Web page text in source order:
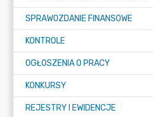
SPRAWOZDANIE FINANSOWE
KONTROLE
OGŁOSZENIA O PRACY
KONKURSY
REJESTRY I EWIDENCJE